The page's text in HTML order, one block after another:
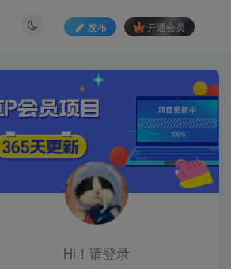
发布 开通会员
Hi！请登录